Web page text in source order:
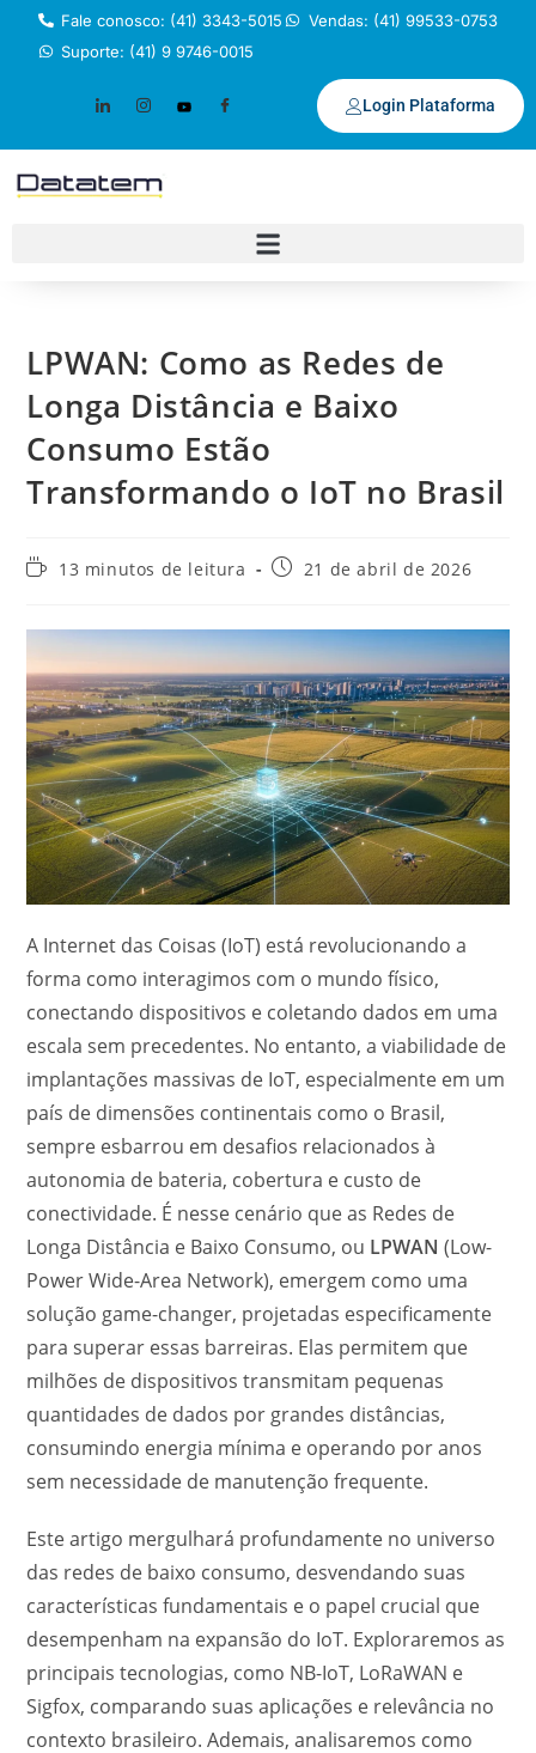
Fale conosco: (41) 3343-5015
Vendas: (41) 99533-0753
Suporte: (41) 9 9746-0015
Login Plataforma
LPWAN: Como as Redes de
Longa Distância e Baixo
Consumo Estão
Transformando o IoT no Brasil
13 minutos de leitura 21 de abril de 2026
A Internet das Coisas (IoT) está revolucionando a
forma como interagimos com o mundo físico,
conectando dispositivos e coletando dados em uma
escala sem precedentes. No entanto, a viabilidade de
implantações massivas de IoT, especialmente em um
país de dimensões continentais como o Brasil,
sempre esbarrou em desafios relacionados à
autonomia de bateria, cobertura e custo de
conectividade. É nesse cenário que as Redes de
Longa Distância e Baixo Consumo, ou LPWAN (Low-
Power Wide-Area Network), emergem como uma
solução game-changer, projetadas especificamente
para superar essas barreiras. Elas permitem que
milhões de dispositivos transmitam pequenas
quantidades de dados por grandes distâncias,
consumindo energia mínima e operando por anos
sem necessidade de manutenção frequente.
Este artigo mergulhará profundamente no universo
das redes de baixo consumo, desvendando suas
características fundamentais e o papel crucial que
desempenham na expansão do IoT. Exploraremos as
principais tecnologias, como NB-IoT, LoRaWAN e
Sigfox, comparando suas aplicações e relevância no
contexto brasileiro. Ademais, analisaremos como